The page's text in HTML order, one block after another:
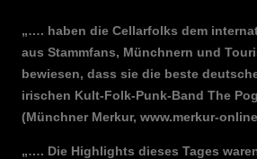
„…. haben die Cellarfolks dem
aus Stammfans, Münchnern und
bewiesen, dass sie die beste
irischen Kult-Folk-Punk-Band The
(Münchner Merkur, www.merkur-
„…. Die Highlights dieses Tages